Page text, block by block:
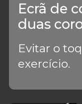
Ecrã de
duas
Evitar o
exercício.